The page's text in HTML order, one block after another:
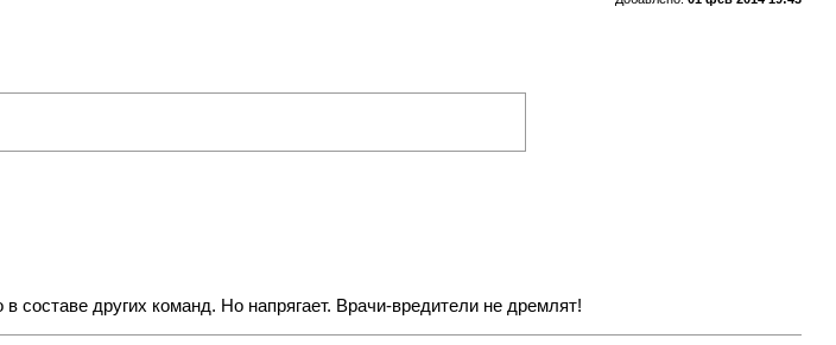
других команд. Но напрягает. Врачи-вредители не дремлят!